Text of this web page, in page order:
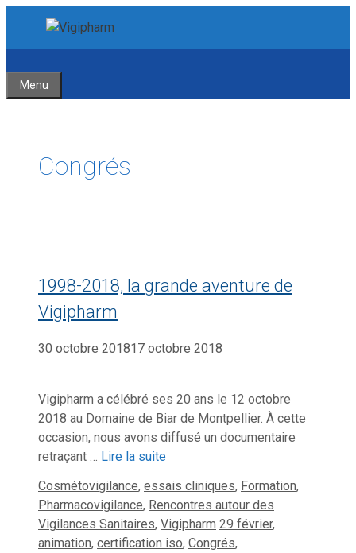
contenu
contenu
Menu
Congrés
1998-2018, la grande aventure de
Vigipharm
30 octobre 201817 octobre 2018
Vigipharm a célébré ses 20 ans le 12 octobre
2018 au Domaine de Biar de Montpellier. À cette
occasion, nous avons diffusé un documentaire
retraçant … Lire la suite
Catégories
Cosmétovigilance, essais cliniques, Formation,
Pharmacovigilance, Rencontres autour des
Vigilances Sanitaires, Vigipharm Étiquettes
29 février,
animation, certification iso, Congrés,